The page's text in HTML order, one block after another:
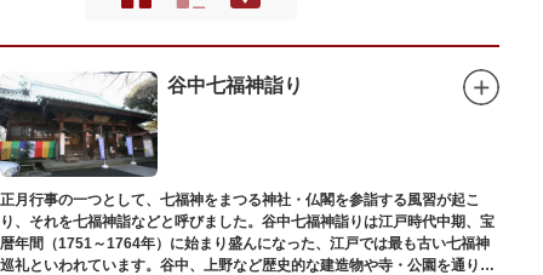
谷中七福神詣り
正月行事の一つとして、七福神をまつる神社・仏閣を参詣する風習が起こ
り、それを七福神詣などと呼びました。谷中七福神詣りは江戸時代中期、宝
暦年間（1751～1764年）に始まり盛んになった、江戸では最も古い七福神
巡礼といわれています。谷中、上野など歴史的な建造物や寺・公園を通りな